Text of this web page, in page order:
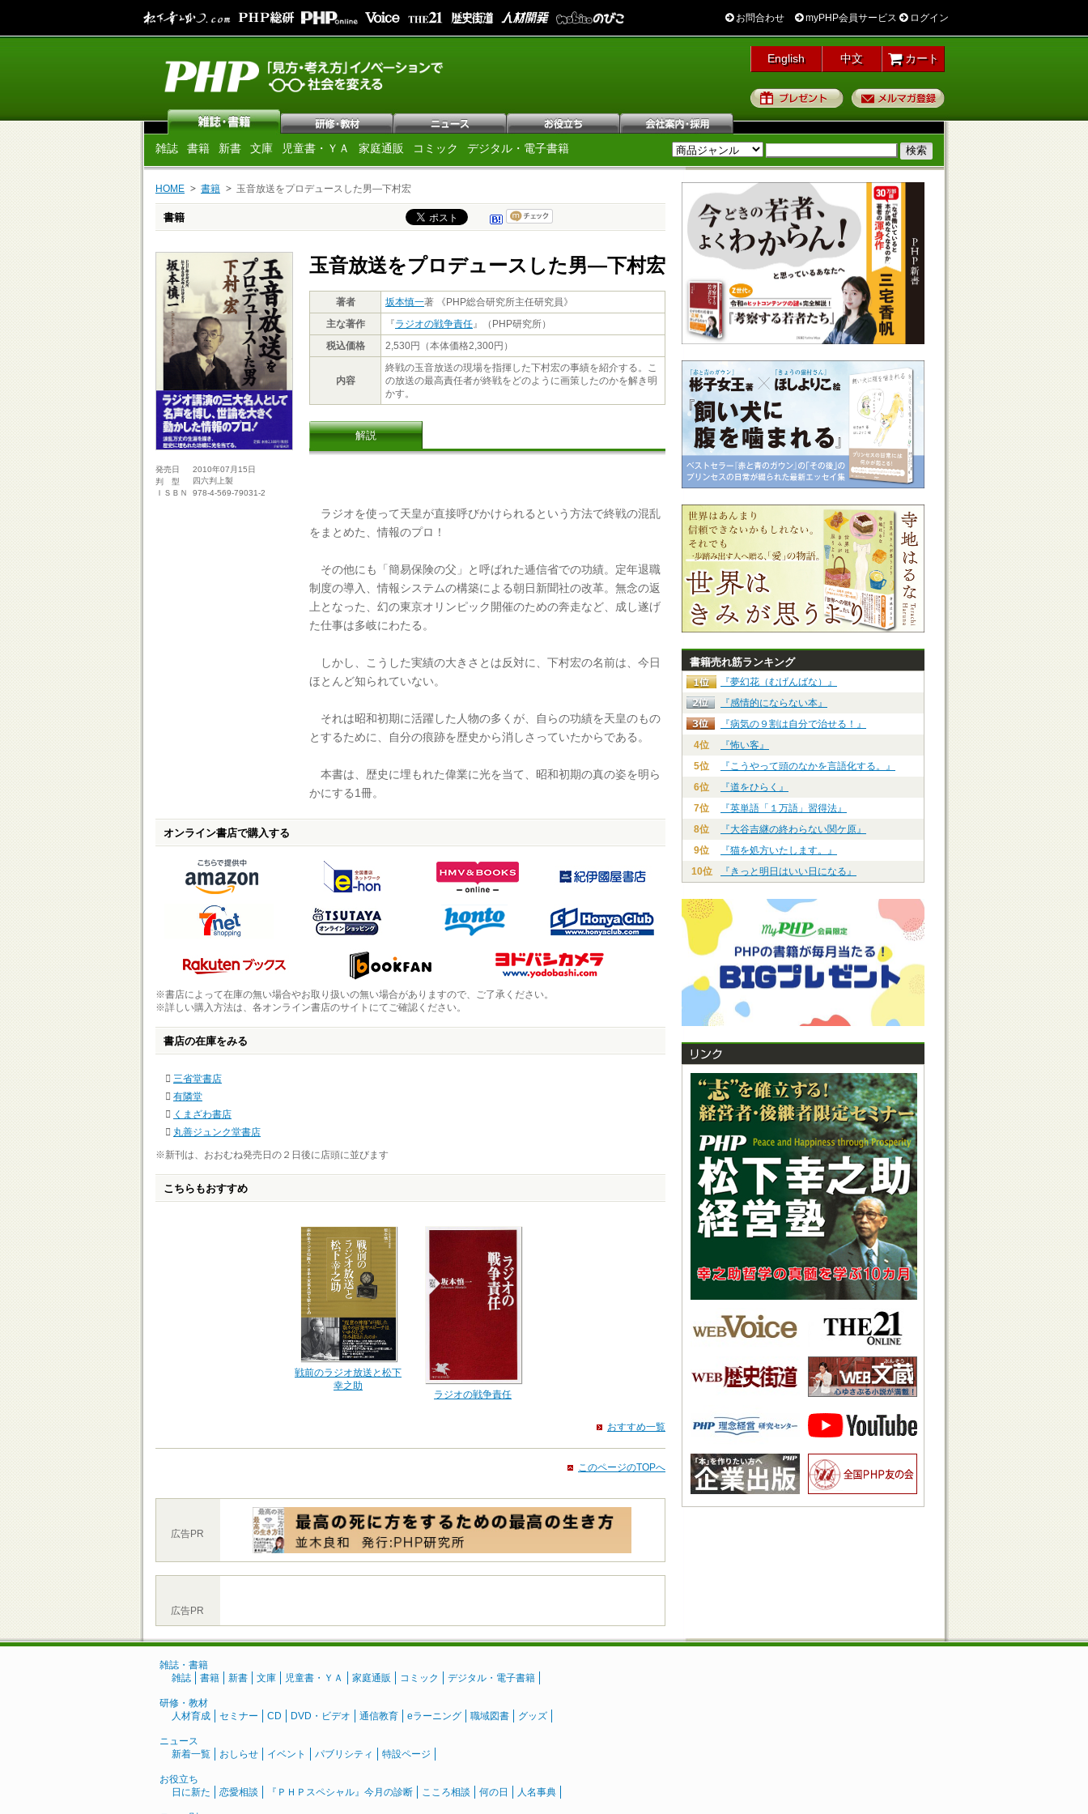
お問合わせ myPHP会員サービス ログイン
English 中文 カート
プレゼント
雑誌 書籍 新書 文庫 児童書・ＹＡ 家庭通販 コミック デジタル・電子書籍
HOME 書籍 玉音放送をプロデュースした男―下村宏
書籍
発売日
2010年07月15日
判 型
四六判上製
ＩＳＢＮ
978-4-569-79031-2
玉音放送をプロデュースした男―下村宏
著者 坂本慎一著 《PHP総合研究所主任研究員》
主な著作
『ラジオの戦争責任』（PHP研究所）
税込価格
2,530円（本体価格2,300円）
内容
終戦の玉音放送の現場を指揮した下村宏の事績を紹介する。こ
の放送の最高責任者が終戦をどのように画策したのかを解き明
かす。
解説
ラジオを使って天皇が直接呼びかけられるという方法で終戦の混乱
をまとめた、情報のプロ！
その他にも「簡易保険の父」と呼ばれた逓信省での功績。定年退職
制度の導入、情報システムの構築による朝日新聞社の改革。無念の返
上となった、幻の東京オリンピック開催のための奔走など、成し遂げ
た仕事は多岐にわたる。
しかし、こうした実績の大きさとは反対に、下村宏の名前は、今日
ほとんど知られていない。
それは昭和初期に活躍した人物の多くが、自らの功績を天皇のもの
とするために、自分の痕跡を歴史から消しさっていたからである。
本書は、歴史に埋もれた偉業に光を当て、昭和初期の真の姿を明ら
かにする1冊。
オンライン書店で購入する
※書店によって在庫の無い場合やお取り扱いの無い場合がありますので、ご了承ください。
※詳しい購入方法は、各オンライン書店のサイトにてご確認ください。
書店の在庫をみる
三省堂書店
有隣堂
くまざわ書店
丸善ジュンク堂書店
※新刊は、おおむね発売日の２日後に店頭に並びます
こちらもおすすめ
戦前のラジオ放送と松下
幸之助
ラジオの戦争責任
おすすめ一覧
このページのTOPへ
広告PR
広告PR
書籍売れ筋ランキング
『夢幻花（むげんばな）』
『感情的にならない本』
『病気の９割は自分で治せる！』
4位
『怖い客』
5位
『こうやって頭のなかを言語化する。』
6位
『道をひらく』
7位
『英単語「１万語」習得法』
8位
『大谷吉継の終わらない関ケ原』
9位
『猫を処方いたします。』
10位
『きっと明日はいい日になる』
雑誌・書籍
雑誌
書籍 新書 文庫 児童書・ＹＡ 家庭通販 コミック デジタル・電子書籍
研修・教材
人材育成
セミナー CD DVD・ビデオ 通信教育 eラーニング 職域図書 グッズ
ニュース
新着一覧
おしらせ イベント パブリシティ 特設ページ
お役立ち
日に新た
恋愛相談 『ＰＨＰスペシャル』今月の診断 こころ相談 何の日 人名事典